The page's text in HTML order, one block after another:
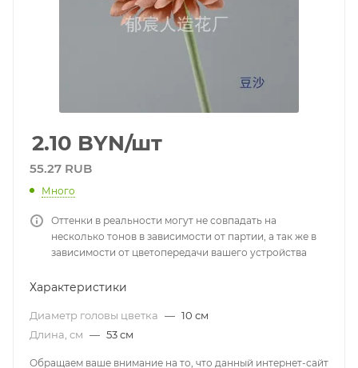
2.10 BYN/шт
55.27 RUB
Много
Оттенки в реальности могут не совпадать на
несколько тонов в зависимости от партии, а так же в
зависимости от цветопередачи вашего устройства
Характеристики
Диаметр головы цветка — 10 см
Длина, см — 53 см
Обращаем ваше внимание на то, что данный интернет-сайт